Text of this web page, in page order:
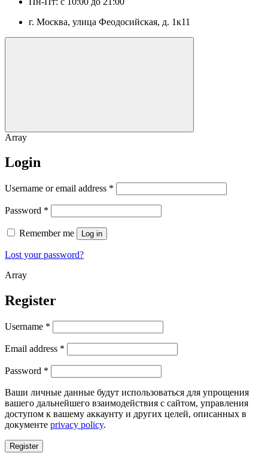
г. Москва, ​улица Феодосийская, д. 1к11
Array
Login
Username or email address *
Password *
Remember me Log in
Lost your password?
Array
Register
Username *
Email address *
Password *
Ваши личные данные будут использоваться для упрощения
вашего дальнейшего взаимодействия с сайтом, управления
доступом к вашему аккаунту и других целей, описанных в
документе privacy policy.
Register